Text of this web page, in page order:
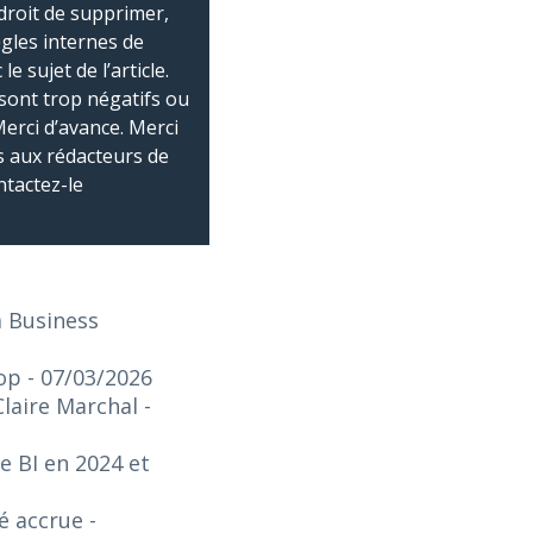
de supprimer,
internes de
sujet de l’article.
trop négatifs ou
d’avance. Merci
rédacteurs de
le
- 07/03/2026
Marchal -
BI en 2024 et
accrue -